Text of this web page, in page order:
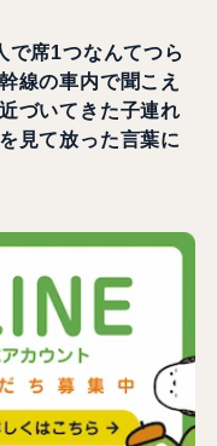
で席1つなんてつら
線の車内で聞こえ
づいてきた子連れ
見て放った言葉に